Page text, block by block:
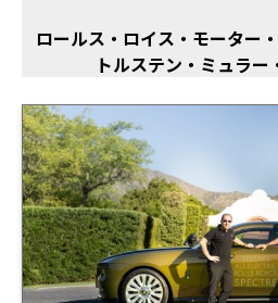
ロールス・ロイス・モーター
トルステン・ミュラー